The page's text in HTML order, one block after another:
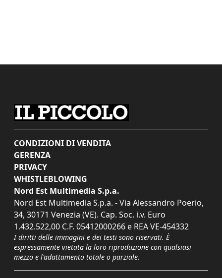
CONDIZIONI DI VENDITA
GERENZA
PRIVACY
WHISTLEBLOWING
Nord Est Multimedia S.p.a.
Nord Est Multimedia S.p.a. - Via Alessandro Poerio,
34, 30171 Venezia (VE). Cap. Soc. i.v. Euro
1.432.522,00 C.F. 05412000266 e REA VE-454332
I diritti delle immagini e dei testi sono riservati. È
espressamente vietata la loro riproduzione con qualsiasi
mezzo e l'adattamento totale o parziale.